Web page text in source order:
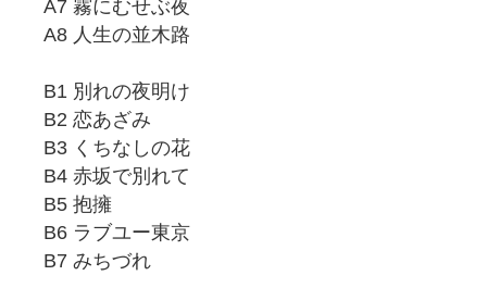
A7 霧にむせぶ夜
A8 人生の並木路
B1 別れの夜明け
B2 恋あざみ
B3 くちなしの花
B4 赤坂で別れて
B5 抱擁
B6 ラブユー東京
B7 みちづれ